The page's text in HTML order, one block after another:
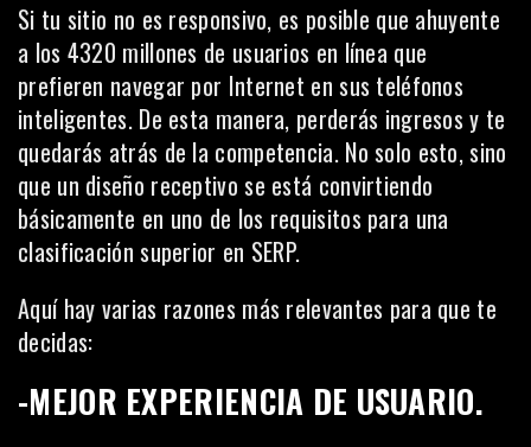
Si tu sitio no es responsivo, es posible que ahuyente
a los 4320 millones de usuarios en línea que
prefieren navegar por Internet en sus teléfonos
inteligentes. De esta manera, perderás ingresos y te
quedarás atrás de la competencia. No solo esto, sino
que un diseño receptivo se está convirtiendo
básicamente en uno de los requisitos para una
clasificación superior en SERP.
Aquí hay varias razones más relevantes para que te
decidas:
-MEJOR EXPERIENCIA DE USUARIO.